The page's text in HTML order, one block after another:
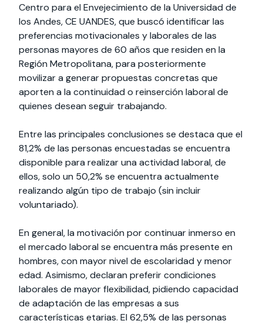
Centro para el Envejecimiento de la Universidad de
los Andes, CE UANDES, que buscó identificar las
preferencias motivacionales y laborales de las
personas mayores de 60 años que residen en la
Región Metropolitana, para posteriormente
movilizar a generar propuestas concretas que
aporten a la continuidad o reinserción laboral de
quienes desean seguir trabajando.
Entre las principales conclusiones se destaca que el
81,2% de las personas encuestadas se encuentra
disponible para realizar una actividad laboral, de
ellos, solo un 50,2% se encuentra actualmente
realizando algún tipo de trabajo (sin incluir
voluntariado).
En general, la motivación por continuar inmerso en
el mercado laboral se encuentra más presente en
hombres, con mayor nivel de escolaridad y menor
edad. Asimismo, declaran preferir condiciones
laborales de mayor flexibilidad, pidiendo capacidad
de adaptación de las empresas a sus
características etarias. El 62,5% de las personas